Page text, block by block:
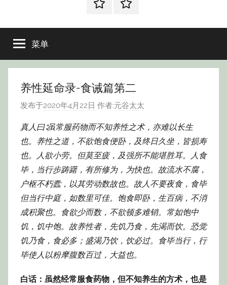
weibo wechat
菜单
养性延命录-食诫篇第二
发布于2020年4月22日 作者:元谷太太
真人曰∶虽常服药物而不知养性之术，亦难以长生
也。养性之道，不欲饱食便卧，及终日久坐，皆损寿
也。人欲小劳。但莫至疲，及强所不能堪胜耳。人食
毕，当行步踌躇，有所修为，为快也。故流水不腐，
户枢不朽蠹，以其劳动数故也。故人不要夜食，食毕
但当行中庭，如数里可佳。饱食即卧，生百病，不消
成积聚也。食欲少而数，不欲顿多难销。常如饱中
饥，饥中饱。故养性者，先饥乃食，先渴而饮。恐觉
饥乃食，食必多；盛渴乃饮，饮必过。食毕当行，行
毕使人以粉摩腹数百过，大益也。
白话：虽然经常服食药物，但不知养生的方术，也是